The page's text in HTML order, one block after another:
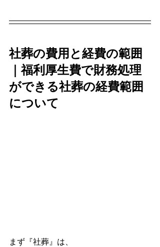
社葬の費用と経費の範囲
｜福利厚生費で財務処理
ができる社葬の経費範囲
について
まず『社葬』は、